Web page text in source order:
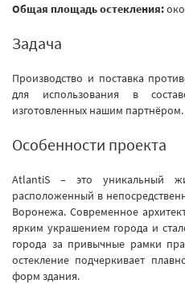
Общая площадь остекления:
Задача
Производство и поставка
для использования в
изготовленных нашим партнёром.
Особенности проекта
AtlantiS – это уникальный
расположенный в
Воронежа. Современное
ярким украшением города и
города за привычные рамки
остекление подчеркивает
форм здания.